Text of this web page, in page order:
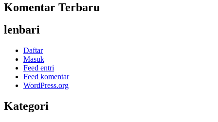
Komentar Terbaru
lenbari
Daftar
Masuk
Feed entri
Feed komentar
WordPress.org
Kategori